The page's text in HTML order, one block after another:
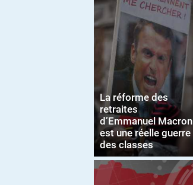
La réforme des
retraites
d’Emmanuel Macron
est une réelle guerre
des classes